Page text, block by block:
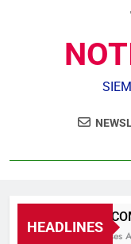
HEADLINES
5 Meses Ago